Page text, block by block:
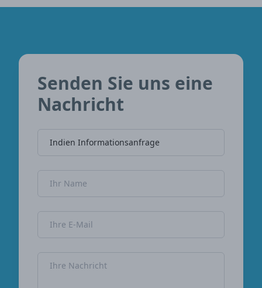
Senden Sie uns eine
Nachricht